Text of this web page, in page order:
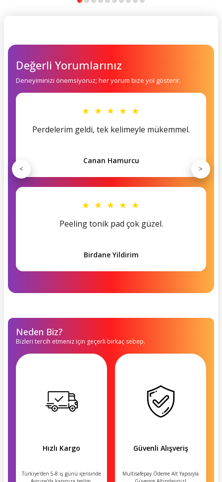
Değerli Yorumlarınız
Deneyiminizi önemsiyoruz; her yorum bize yol gösterir.
★ ★ ★ ★ ★
Perdelerim geldi, tek kelimeyle mükemmel.
Canan Hamurcu
★ ★ ★ ★ ★
Peeling tonik pad çok güzel.
Birdane Yildirim
< >
Neden Biz?
Bizleri tercih etmeniz için geçerli birkaç sebep.
Hızlı Kargo
Türkiye'den 5-8 iş günü içerisinde
Güvenli Alışveriş
Multisafepay Ödeme Alt Yapısıyla